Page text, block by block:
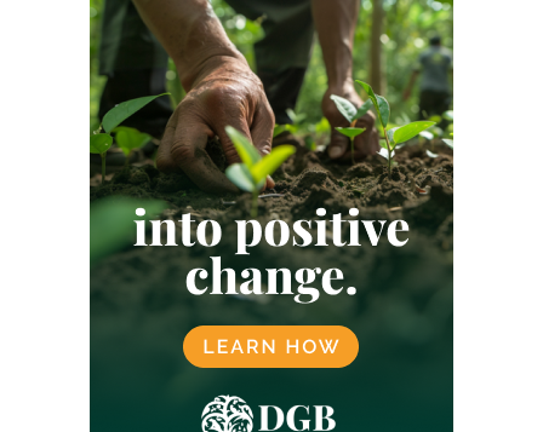
GREEN EARTH
GROENE OBLIGATIE
GROENE TECHNOLOGIE
HERBEBOSSING
INDONESIË JAPAN
KENIA
KLARNA
KLIMAATNEUTRAAL
KLIMAATNEUTRALITEIT
KOFFIE
KOOKTOESTELLEN
LANDBOUW
LATIJNS-AMERIKA
LOKALE GEMEENSCHAPPEN
LUCHTVAART
MANGROVE
MEXICO
MICROSOFT
MILIEU
MORGAN STANLEY
NATUURBESCHERMING
NATUURPROJECTEN
NETFLIX